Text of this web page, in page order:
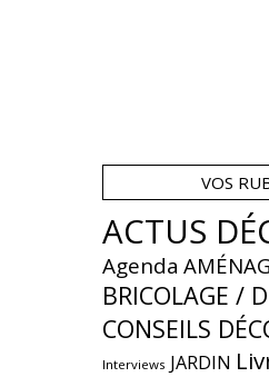
VOS
ACTUS
Agenda
BRICOLAGE /
CONSEILS
Interviews JARDIN